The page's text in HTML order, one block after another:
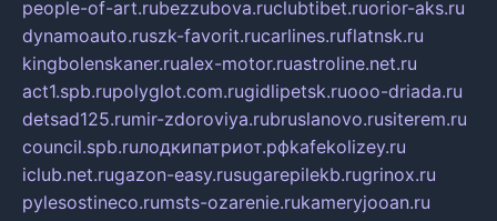
people-of-art.rubezzubova.ruclubtibet.ruorior-aks.ru
dynamoauto.ruszk-favorit.rucarlines.ruflatnsk.ru
kingbolenskaner.rualex-motor.ruastroline.net.ru
act1.spb.rupolyglot.com.rugidlipetsk.ruooo-driada.ru
detsad125.rumir-zdoroviya.rubruslanovo.rusiterem.ru
council.spb.ruлодкипатриот.рфkafekolizey.ru
iclub.net.rugazon-easy.rusugarepilekb.rugrinox.ru
pylesostineco.rumsts-ozarenie.rukameryjooan.ru